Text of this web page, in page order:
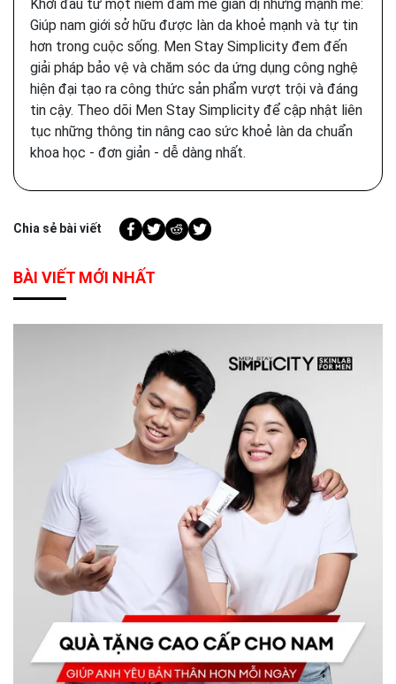
Khởi đầu từ một niềm đam mê giản dị nhưng mạnh mẽ:
Giúp nam giới sở hữu được làn da khoẻ mạnh và tự tin
hơn trong cuộc sống. Men Stay Simplicity đem đến
giải pháp bảo vệ và chăm sóc da ứng dụng công nghệ
hiện đại tạo ra công thức sản phẩm vượt trội và đáng
tin cậy. Theo dõi Men Stay Simplicity để cập nhật liên
tục những thông tin nâng cao sức khoẻ làn da chuẩn
khoa học - đơn giản - dễ dàng nhất.
Chia sẻ bài viết
BÀI VIẾT MỚI NHẤT